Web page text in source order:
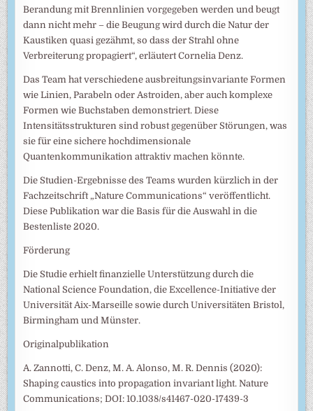
Berandung mit Brennlinien vorgegeben werden und beugt
dann nicht mehr – die Beugung wird durch die Natur der
Kaustiken quasi gezähmt, so dass der Strahl ohne
Verbreiterung propagiert“, erläutert Cornelia Denz.
Das Team hat verschiedene ausbreitungsinvariante Formen
wie Linien, Parabeln oder Astroiden, aber auch komplexe
Formen wie Buchstaben demonstriert. Diese
Intensitätsstrukturen sind robust gegenüber Störungen, was
sie für eine sichere hochdimensionale
Quantenkommunikation attraktiv machen könnte.
Die Studien-Ergebnisse des Teams wurden kürzlich in der
Fachzeitschrift „Nature Communications“ veröffentlicht.
Diese Publikation war die Basis für die Auswahl in die
Bestenliste 2020.
Förderung
Die Studie erhielt finanzielle Unterstützung durch die
National Science Foundation, die Excellence-Initiative der
Universität Aix-Marseille sowie durch Universitäten Bristol,
Birmingham und Münster.
Originalpublikation
A. Zannotti, C. Denz, M. A. Alonso, M. R. Dennis (2020):
Shaping caustics into propagation invariant light. Nature
Communications; DOI: 10.1038/s41467-020-17439-3